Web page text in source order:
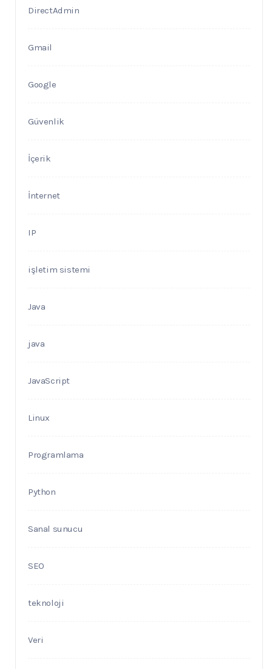
DirectAdmin
Gmail
Google
Güvenlik
İçerik
İnternet
IP
işletim sistemi
Java
java
JavaScript
Linux
Programlama
Python
Sanal sunucu
SEO
teknoloji
Veri